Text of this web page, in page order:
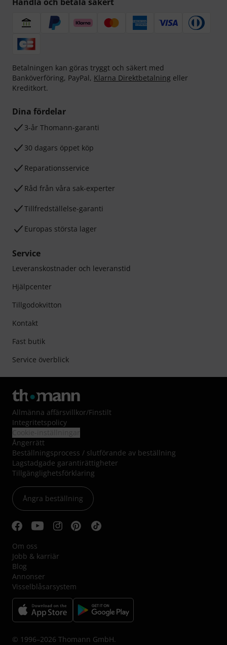
Betalningen kan göras tryggt och säkert med
Banköverföring, PayPal, Klarna Direktbetalning eller
Kreditkort.
Dina fördelar
3-år Thomann-garanti
30 dagars öppet köp
Reparationsservice
Råd från våra sak-experter
Tillfredställelse-garanti
Europas största lager
Service
Leveranskostnader och leveranstid
Hjälpcenter
Tillgodokvitton
Kontakt
Fast butik
Service överblick
Allmänna affärsvillkor/Finstilt
Integritetspolicy
Ångerrätt
Beställningsprocess / slutförande av beställning
Lagstadgade garantirättigheter
Tillgänglighetsförklaring
Ångra beställning
Om oss
Jobb & karriär
Blog
Annonser
Visselblåsarsystem
© 1996–2026 Thomann GmbH.